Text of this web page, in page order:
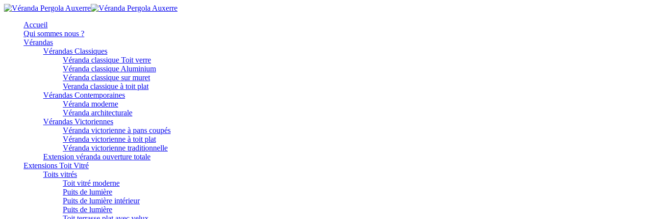
Accueil
Qui sommes nous ?
Vérandas
Vérandas Classiques
Véranda classique Toit verre
Véranda classique Aluminium
Véranda classique sur muret
Veranda classique à toit plat
Vérandas Contemporaines
Véranda moderne
Véranda architecturale
Vérandas Victoriennes
Véranda victorienne à pans coupés
Véranda victorienne à toit plat
Véranda victorienne traditionnelle
Extension véranda ouverture totale
Extensions Toit Vitré
Toits vitrés
Toit vitré moderne
Puits de lumière
Puits de lumière intérieur
Puits de lumière